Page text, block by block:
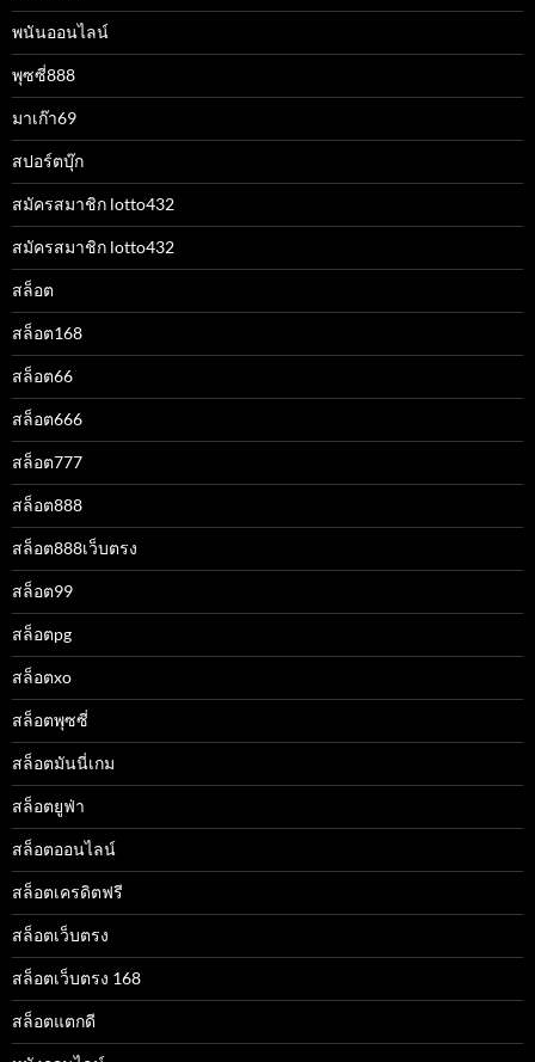
พนันออนไลน์
พุซซี่888
มาเก๊า69
สปอร์ตบุ๊ก
สมัครสมาชิก lotto432
สมัครสมาชิก lotto432
สล็อต
สล็อต168
สล็อต66
สล็อต666
สล็อต777
สล็อต888
สล็อต888เว็บตรง
สล็อต99
สล็อตpg
สล็อตxo
สล็อตพุซซี่
สล็อตมันนี่เกม
สล็อตยูฟ่า
สล็อตออนไลน์
สล็อตเครดิตฟรี
สล็อตเว็บตรง
สล็อตเว็บตรง 168
สล็อตแตกดี